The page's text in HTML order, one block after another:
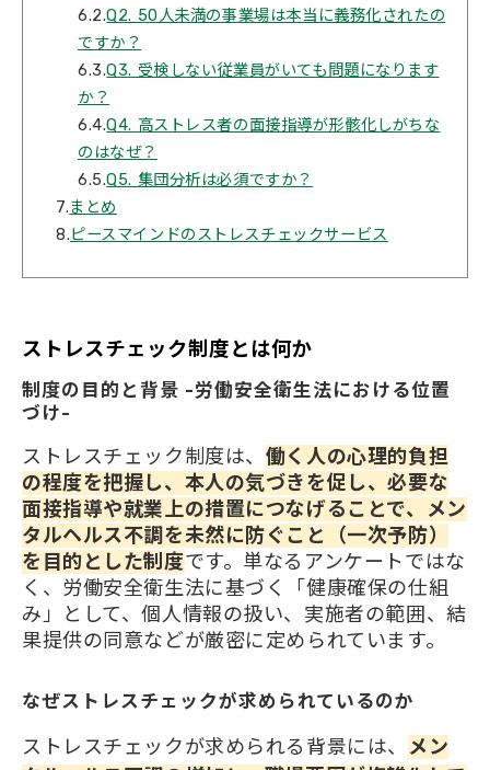
6.2.Q2. 50人未満の事業場は本当に義務化されたの
ですか？
6.3.Q3. 受検しない従業員がいても問題になります
か？
6.4.Q4. 高ストレス者の面接指導が形骸化しがちな
のはなぜ？
6.5.Q5. 集団分析は必須ですか？
7.まとめ
8.ピースマインドのストレスチェックサービス
ストレスチェック制度とは何か
制度の目的と背景 -労働安全衛生法における位置
づけ-
ストレスチェック制度は、 働く人の心理的負担
の程度を把握し、本人の気づきを促し、必要な
面接指導や就業上の措置につなげることで、メン
タルヘルス不調を未然に防ぐこと（一次予防）
を目的とした制度です。単なるアンケートではな
く、労働安全衛生法に基づく「健康確保の仕組
み」として、個人情報の扱い、実施者の範囲、結
果提供の同意などが厳密に定められています。
なぜストレスチェックが求められているのか
ストレスチェックが求められる背景には、 メン